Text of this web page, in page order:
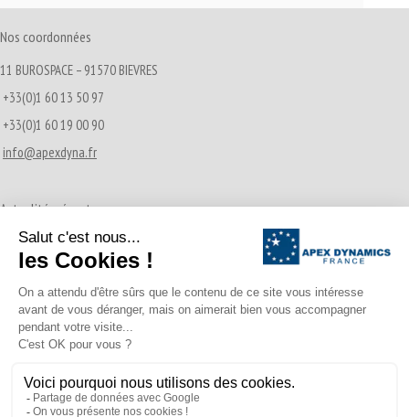
Nos coordonnées
11 BUROSPACE – 91570 BIEVRES
+33(0)1 60 13 50 97
+33(0)1 60 19 00 90
info@apexdyna.fr
Actualités récentes
Transmissions Pignon-Crémaillère
21/12/2016
A propos d’Apex Dynamics France
02/04/2015
© APEX DYNAMICS 2026 - Tous droits réservés
Footer Menu